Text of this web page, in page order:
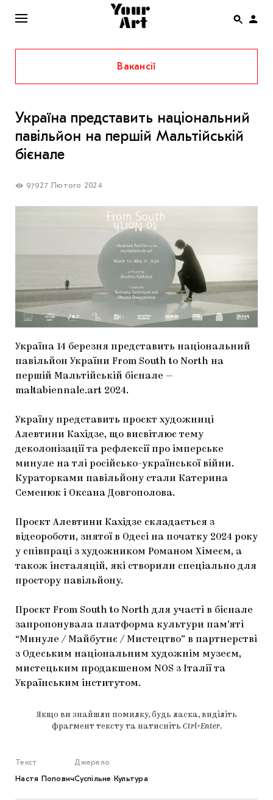
ENG
НОВИНИ
АФІША
ІНТЕРВ’Ю
СПЕЦПРОЄКТИ
THE UKRAINIAN PAVILION AT VENICE BIENNALE
2022
МАРІУПОЛЬСЬКІ МАРГІНАЛІЇ
ДОСЛІДНИЦЬКА ПЛАТФОРМА
ЗАПАЛЕННЯ
CARPATHIAN CULT ПРО РІЗДВЯНІ СВЯТА
Вакансії
Україна представить національний
павільйон на першій Мальтійській
бієнале
97927 Лютого 2024
Україна 14 березня представить національний
павільйон України From South to North на
першій Мальтійській бієнале —
maltabiennale.art 2024.
Україну представить проєкт художниці
Алевтини Кахідзе, що висвітлює тему
деколонізації та рефлексії про імперське
минуле на тлі російсько-української війни.
Кураторками павільйону стали Катерина
Семенюк і Оксана Довгополова.
Проєкт Алевтини Кахідзе складається з
відеороботи, знятої в Одесі на початку 2024 року
у співпраці з художником Романом Хімеєм, а
також інсталяцій, які створили спеціально для
простору павільйону.
Проєкт From South to North для участі в бієнале
запропонувала платформа культури пам’яті
“Минуле / Майбутнє / Мистецтво” в партнерстві
з Одеським національним художнім музеєм,
мистецьким продакшеном NOS з Італії та
Українським інститутом.
Якщо ви знайшли помилку, будь ласка, виділіть
фрагмент тексту та натисніть Ctrl+Enter.
Текст
Настя Попович
Джерело
Суспільне Культура